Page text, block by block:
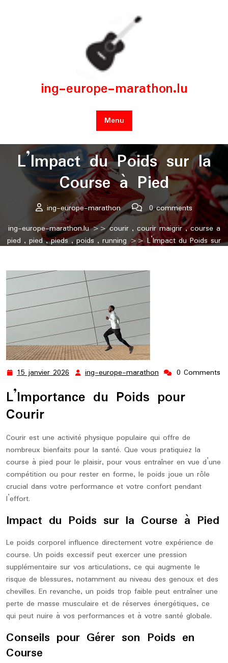
ing-europe-marathon.lu
Menu
L’Impact du Poids sur la
Course à Pied
ing-europe-marathon
0 comments
ing-europe-marathon.lu>>courir, courir maigrir,course a
pied , pied,pieds,poids, running >> L’Impact du Poids sur
15 janvier 2026 15
2026
ing-europe-marathon ing-
marathon
0 Comments
L’Importance du Poids pour
Courir
Courir est une activité physique populaire qui offre de
nombreux bienfaits pour la santé. Que vous pratiquiez la
course à pied pour le plaisir, pour vous entraîner en vue d’une
compétition ou pour rester en forme, le poids joue un rôle
crucial dans votre performance et votre confort pendant
l’effort.
Impact du Poids sur la Course à Pied
Le poids corporel influence directement votre expérience de
course. Un poids excessif peut exercer une pression
supplémentaire sur vos articulations, ce qui augmente le
risque de blessures, notamment au niveau des genoux et des
chevilles. En revanche, un poids trop faible peut entraîner une
perte de masse musculaire et de réserves énergétiques, ce
qui peut nuire à vos performances et à votre santé globale.
Conseils pour Gérer son Poids en
Course